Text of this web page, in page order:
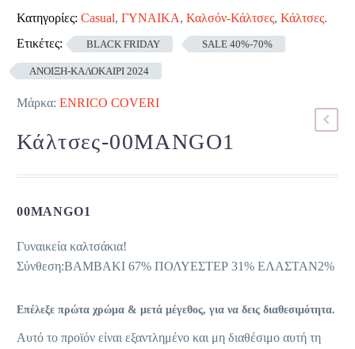
Κατηγορίες: Casual, ΓΥΝΑΙΚΑ, Καλσόν-Κάλτσες, Κάλτσες.
Ετικέτες:
BLACK FRIDAY SALE 40%-70%
ΑΝΟΙΞΗ-ΚΑΛΟΚΑΙΡΙ 2024
Μάρκα: ENRICO COVERI
Κάλτσες-00MANGO1
00MANGO1
Γυναικεία καλτσάκια!
Σύνθεση:ΒΑΜΒΑΚΙ 67% ΠΟΛΥΕΣΤΕΡ 31% ΕΛΑΣΤΑΝ2%
Επέλεξε πρώτα χρώμα & μετά μέγεθος, για να δεις διαθεσιμότητα.
Αυτό το προϊόν είναι εξαντλημένο και μη διαθέσιμο αυτή τη